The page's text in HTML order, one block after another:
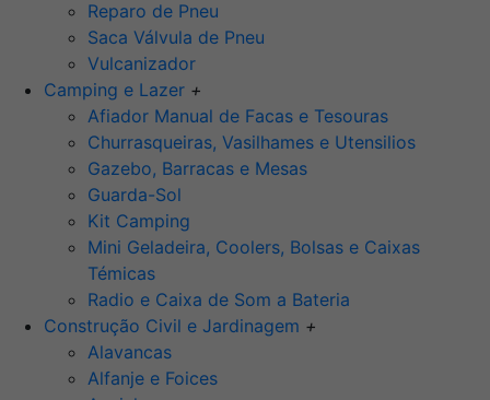
Reparo de Pneu
Saca Válvula de Pneu
Vulcanizador
Camping e Lazer +
Afiador Manual de Facas e Tesouras
Churrasqueiras, Vasilhames e Utensilios
Gazebo, Barracas e Mesas
Guarda-Sol
Kit Camping
Mini Geladeira, Coolers, Bolsas e Caixas
Témicas
Radio e Caixa de Som a Bateria
Construção Civil e Jardinagem +
Alavancas
Alfanje e Foices